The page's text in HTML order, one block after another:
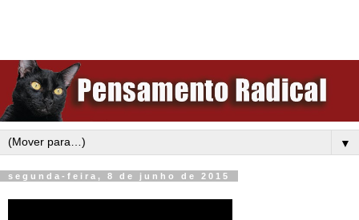
▼
segunda-feira, 8 de junho de 2015